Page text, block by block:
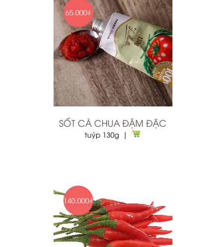
65.000₫
SỐT CÀ CHUA ĐẬM ĐẶC
tuýp 130g |
140.000₫